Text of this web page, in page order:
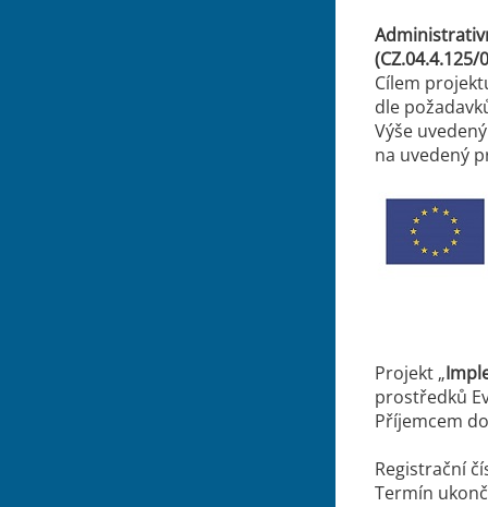
Cílem
dle
Výše
na uvedený
Projekt „
prostředků
Příjemcem
Registrační
Termín